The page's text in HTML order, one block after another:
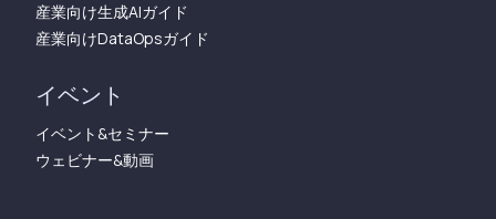
産業向け生成AIガイド
産業向けDataOpsガイド
イベント
イベント&セミナー
ウェビナー&動画